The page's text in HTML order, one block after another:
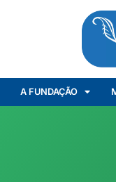
A FUNDAÇÃO